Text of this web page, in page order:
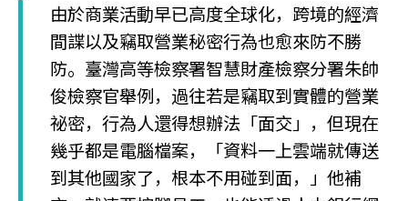
由於商業活動早已高度全球化，跨境的經濟
間諜以及竊取營業秘密行為也愈來防不勝
防。臺灣高等檢察署智慧財產檢察分署朱帥
俊檢察官舉例，過往若是竊取到實體的營業
祕密，行為人還得想辦法「面交」，但現在
幾乎都是電腦檔案，「資料一上雲端就傳送
到其他國家了，根本不用碰到面，」他補